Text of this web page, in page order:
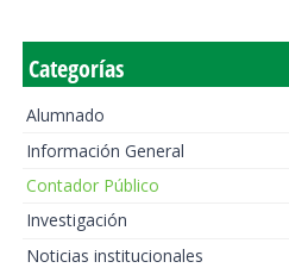
Categorías
Alumnado
Información General
Contador Público
Investigación
Noticias institucionales